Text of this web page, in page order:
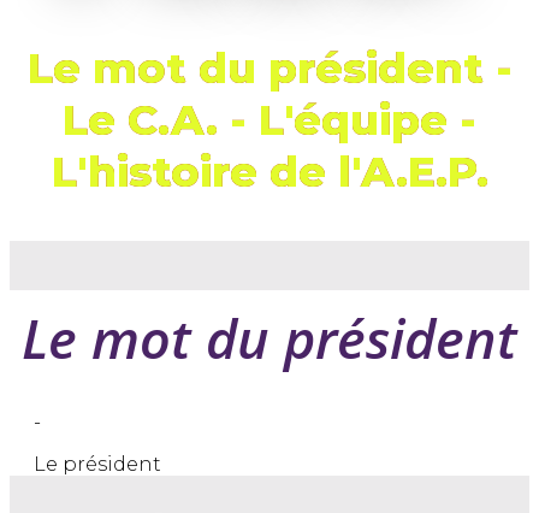
Le mot du président -
Le C.A. - L'équipe -
L'histoire de l'A.E.P.
Le mot du président
-
Le président